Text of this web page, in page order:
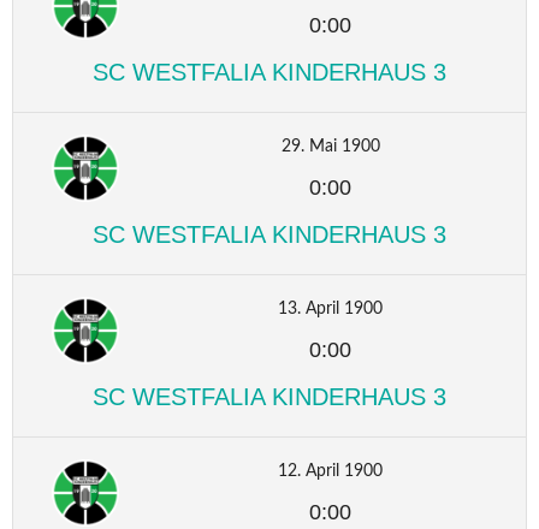
0:00
SC WESTFALIA KINDERHAUS 3
29. Mai 1900
0:00
SC WESTFALIA KINDERHAUS 3
13. April 1900
0:00
SC WESTFALIA KINDERHAUS 3
12. April 1900
0:00